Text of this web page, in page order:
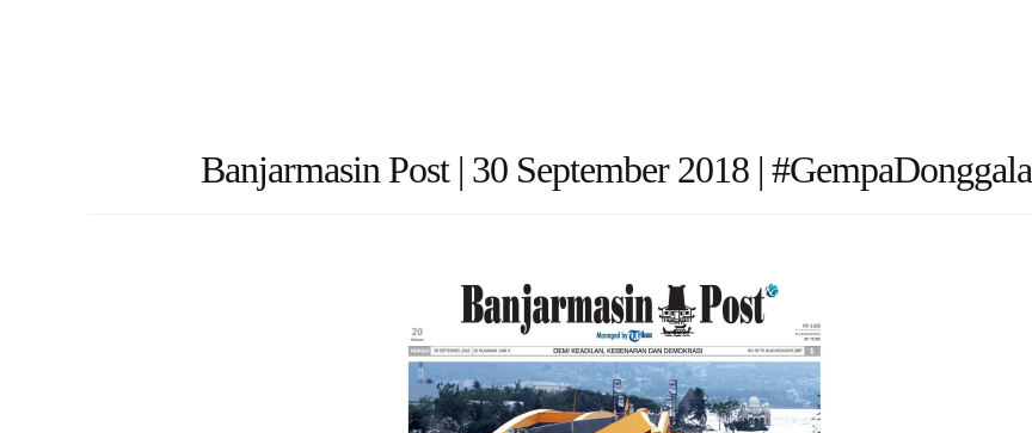
Banjarmasin Post | 30 September 2018 | #GempaDonggala